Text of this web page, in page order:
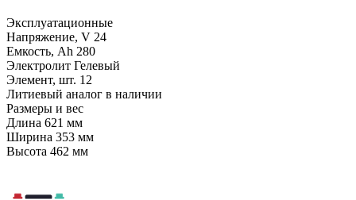
Эксплуатационные
Напряжение, V 24
Емкость, Ah 280
Электролит Гелевый
Элемент, шт. 12
Литиевый аналог в наличии
Размеры и вес
Длина 621 мм
Ширина 353 мм
Высота 462 мм